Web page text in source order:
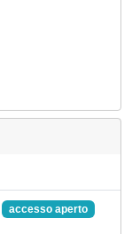
accesso aperto